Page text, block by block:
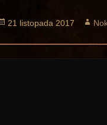
Opublikowano
21 listopada 2017